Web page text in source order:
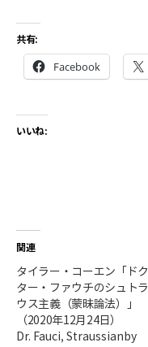
共有:
Facebook
いいね:
関連
タイラー・コーエン「ドク
ター・ファウチのシュトラ
ウス主義（蒙昧論法）」
（2020年12月24日）
Dr. Fauci, Straussianby